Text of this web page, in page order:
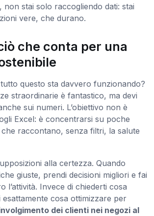
non stai solo raccogliendo dati: stai
vere, che durano.
che conta per una
questo sta davvero funzionando?
straordinarie è fantastico, ma devi
sui numeri. L’obiettivo non è
Excel: è concentrarsi su poche
raccontano, senza filtri, la salute
alla certezza. Quando
giuste, prendi decisioni migliori e fai
l’attività. Invece di chiederti cosa
cosa ottimizzare per
dei clienti nei negozi al